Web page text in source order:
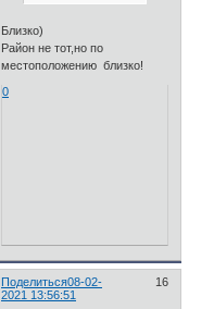
Близко)
Район не тот,но по
местоположению близко!
0
Поделиться 16
08-02-
2021 13:56:51